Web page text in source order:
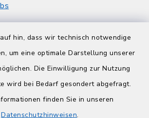
hin, dass wir technisch notwendige
um eine optimale Darstellung unserer
Die Einwilligung zur Nutzung
wird bei Bedarf gesondert abgefragt.
finden Sie in unseren
Datenschutzhinweisen.
Barrierefreiheit